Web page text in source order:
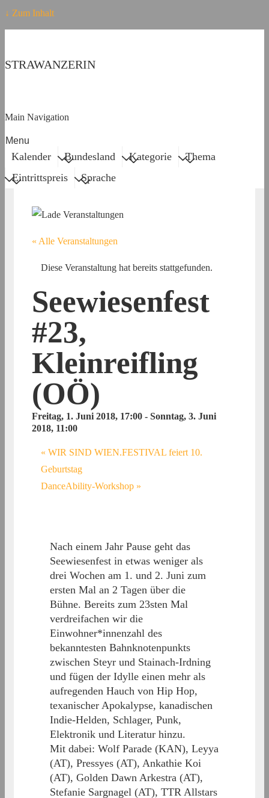
↓ Zum Inhalt
STRAWANZERIN
Main Navigation
Menu
Kalender Bundesland Kategorie
Thema
Eintrittspreis
Sprache
« Alle Veranstaltungen
Diese Veranstaltung hat bereits stattgefunden.
Seewiesenfest
#23,
Kleinreifling
(OÖ)
Freitag, 1. Juni 2018, 17:00 - Sonntag, 3. Juni
2018, 11:00
« WIR SIND WIEN.FESTIVAL feiert 10.
Geburtstag
DanceAbility-Workshop »
Nach einem Jahr Pause geht das
Seewiesenfest in etwas weniger als
drei Wochen am 1. und 2. Juni zum
ersten Mal an 2 Tagen über die
Bühne. Bereits zum 23sten Mal
verdreifachen wir die
Einwohner*innenzahl des
bekanntesten Bahnknotenpunkts
zwischen Steyr und Stainach-Irdning
und fügen der Idylle einen mehr als
aufregenden Hauch von Hip Hop,
texanischer Apokalypse, kanadischen
Indie-Helden, Schlager, Punk,
Elektronik und Literatur hinzu.
Mit dabei: Wolf Parade (KAN), Leyya
(AT), Pressyes (AT), Ankathie Koi
(AT), Golden Dawn Arkestra (AT),
Stefanie Sargnagel (AT), TTR Allstars